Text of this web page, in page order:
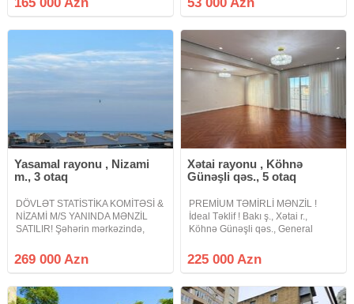
Sahəsi: 88 kv.m Otaq: 3 Mənzilin
Yasamal rayonu , Nizami
m., 3 otaq
DÖVLƏT STATİSTİKA KOMİTƏSİ &
NİZAMİ M/S YANINDA MƏNZİL
SATILIR! Şəhərin mərkəzində,
Binası"nda keyfiyyət və rahatlığı
bir arada təklif edən mənzil satılır!
269 000 Azn
Xətai rayonu , Köhnə
Günəşli qəs., 5 otaq
PREMİUM TƏMİRLİ MƏNZİL !
İdeal Təklif ! Bakı ş., Xətai r.,
Köhnə Günəşli qəs., General
MegaStore Hipermarketin
arxasında., 24 ., 263 Nömrəli
Tikili Leninqrad
225 000 Azn